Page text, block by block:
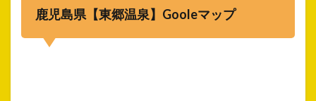
鹿児島県【東郷温泉】Gooleマップ